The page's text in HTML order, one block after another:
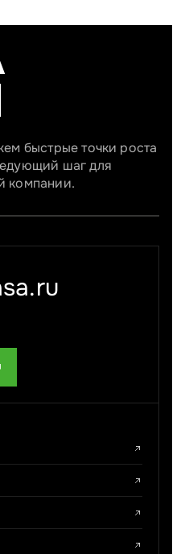
быстрые точки роста
шаг для
компании.